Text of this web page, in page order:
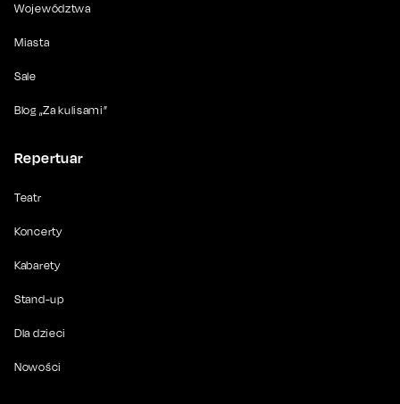
Województwa
Miasta
Sale
Blog „Za kulisami”
Repertuar
Teatr
Koncerty
Kabarety
Stand-up
Dla dzieci
Nowości